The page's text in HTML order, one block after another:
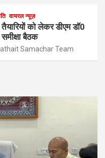
वायरल न्यूज़
को लेकर डीएम डॉ0
बैठक
Samachar Team